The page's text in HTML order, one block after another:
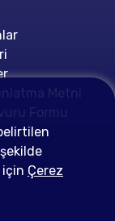
için Çerez